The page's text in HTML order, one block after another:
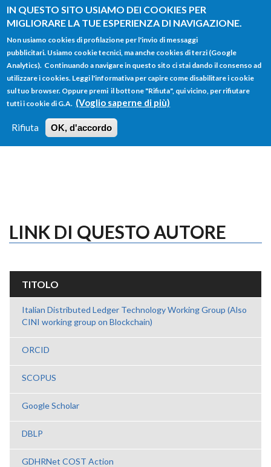
IN QUESTO SITO USIAMO DEI COOKIES PER
MIGLIORARE LA TUE ESPERIENZA DI NAVIGAZIONE.
Non usiamo cookies di profilazione per l'invio di messaggi
pubblicitari. Usiamo cookie tecnici, ma anche cookies di terzi (Google
Analytics). Continuando a navigare in questo sito ci stai dando il consenso ad
utilizzare i cookies. Leggi l'informativa per capire come disabilitare i cookie
sul tuo browser. Oppure premi il bottone "Rifiuta", qui vicino, per rifiutare
tutti i cookie di G.A. (Voglio saperne di più)
Rifiuta OK, d'accordo
Salta al contenuto principale
FORM
DI
RICERCA
Main menu
HOME TUTTI I PROFILI
LOGIN
LINK DI QUESTO AUTORE
TITOLO
Italian Distributed Ledger Technology Working Group (Also
CINI working group on Blockchain)
ORCID
SCOPUS
Google Scholar
DBLP
GDHRNet COST Action